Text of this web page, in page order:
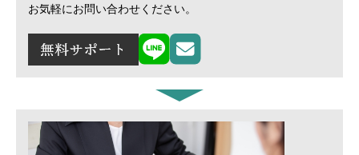
お気軽にお問い合わせください。